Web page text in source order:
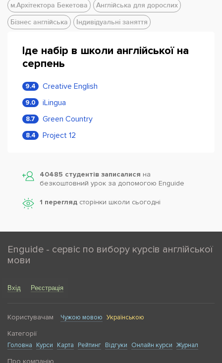
м.Архітектора Бекетова
Англійська для дорослих
Бізнес англійська
Індивідуальні заняття
Іде набір в школи англійської на
серпень
9.4 Creative English
9.0 iLingua
8.7 Green Country
8.4 Project 12
40485 студентів записалися на
безкоштовний урок за допомогою Enguide
1 перегляд сторінки школи cьогодні
Enguide - сервіс по вибору курсів англійської
мови
Вхід Реєстрація
Користувачам Чужою мовою Українською
Категорії
Головна Курси Карта Рейтинг Відгуки Онлайн курси Журнал
Про компанію